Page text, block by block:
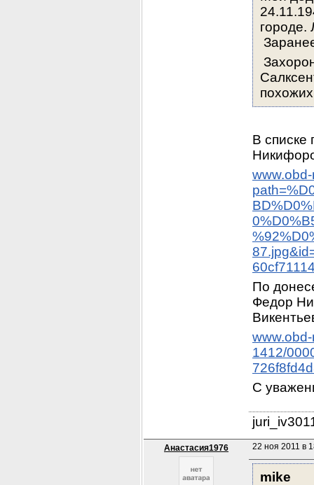
городе.
В списке
По
Федор
1412/
С
Анастасия1976 22 ноя 2011 в
mike